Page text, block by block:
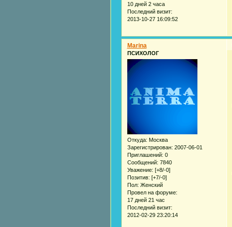
10 дней 2 часа
Последний визит:
2013-10-27 16:09:52
Marina
ПСИХОЛОГ
Откуда: Москва
Зарегистрирован: 2007-06-01
Приглашений: 0
Сообщений: 7840
Уважение: [+8/-0]
Позитив: [+7/-0]
Пол: Женский
Провел на форуме:
17 дней 21 час
Последний визит:
2012-02-29 23:20:14